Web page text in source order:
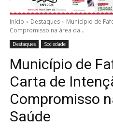
Início Destaques
Município de
Compromisso na área da...
Destaques Sociedade
Município de
Carta de
Compromisso
Saúde